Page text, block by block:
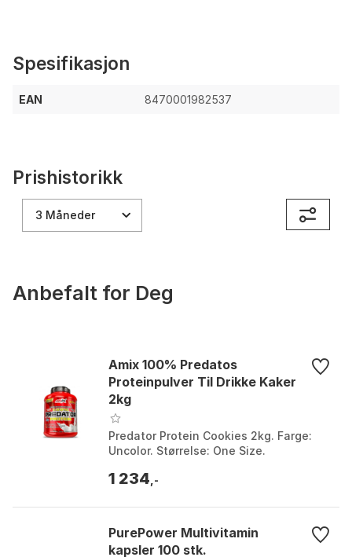
Spesifikasjon
EAN 8470001982537
Prishistorikk
3 Måneder
Anbefalt for Deg
Amix 100% Predatos
Proteinpulver Til Drikke Kaker
2kg
Predator Protein Cookies 2kg. Farge:
Uncolor. Størrelse: One Size.
1 234 ,-
PurePower Multivitamin
kapsler 100 stk.